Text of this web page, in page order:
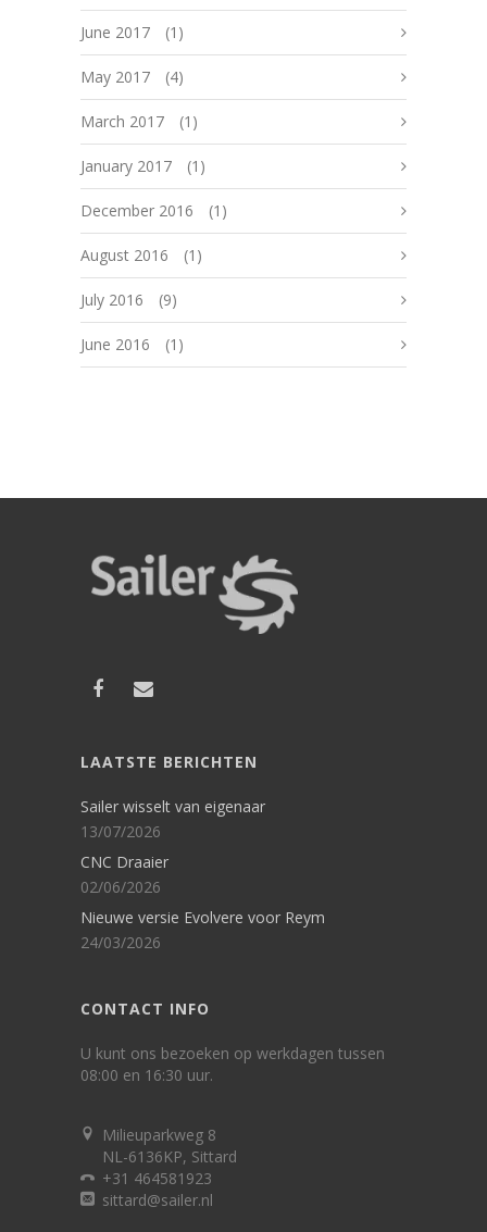
June 2017 (1)
May 2017 (4)
March 2017 (1)
January 2017 (1)
December 2016 (1)
August 2016 (1)
July 2016 (9)
June 2016 (1)
LAATSTE BERICHTEN
Sailer wisselt van eigenaar
13/07/2026
CNC Draaier
02/06/2026
Nieuwe versie Evolvere voor Reym
24/03/2026
CONTACT INFO
U kunt ons bezoeken op werkdagen tussen
08:00 en 16:30 uur.
Milieuparkweg 8
NL-6136KP, Sittard
+31 464581923
sittard@sailer.nl